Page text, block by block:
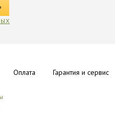
Оплата Гарантия и сервис